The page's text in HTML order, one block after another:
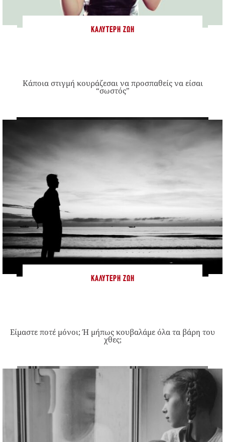
ΚΑΛΎΤΕΡΗ ΖΩΉ
Κάποια στιγμή κουράζεσαι να προσπαθείς να είσαι
“σωστός”
ΚΑΛΎΤΕΡΗ ΖΩΉ
Είμαστε ποτέ μόνοι; Ή μήπως κουβαλάμε όλα τα βάρη του
χθες;